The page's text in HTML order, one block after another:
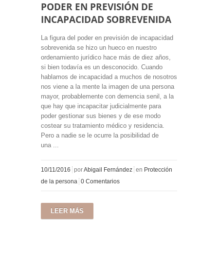
PODER EN PREVISIÓN DE
INCAPACIDAD SOBREVENIDA
La figura del poder en previsión de incapacidad
sobrevenida se hizo un hueco en nuestro
ordenamiento jurídico hace más de diez años,
si bien todavía es un desconocido. Cuando
hablamos de incapacidad a muchos de nosotros
nos viene a la mente la imagen de una persona
mayor, probablemente con demencia senil, a la
que hay que incapacitar judicialmente para
poder gestionar sus bienes y de ese modo
costear su tratamiento médico y residencia.
Pero a nadie se le ocurre la posibilidad de
una ...
10/11/2016 porAbigail Fernández en Protección
de la persona 0 Comentarios
LEER MÁS